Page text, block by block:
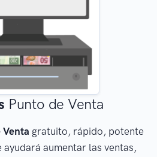
Punto de Venta
Venta gratuito, rápido, potente
ayudará aumentar las ventas,